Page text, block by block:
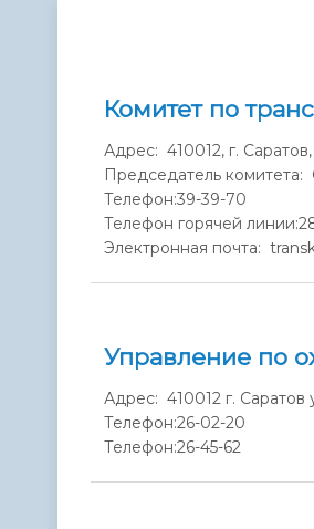
Комитет по
Адрес: 410012, г.
Председатель
Телефон:39-39-70
Телефон горячей линии:
Электронная почта:
Управление по
Адрес: 410012 г. Саратов
Телефон:26-02-20
Телефон:26-45-62